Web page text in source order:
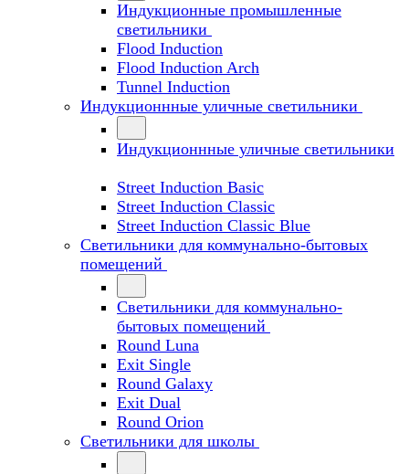
Индукционные промышленные
светильники
Flood Induction
Flood Induction Arch
Tunnel Induction
Индукционнные уличные светильники
Индукционнные уличные светильники
Street Induction Basic
Street Induction Classic
Street Induction Classic Blue
Светильники для коммунально-бытовых
помещений
Светильники для коммунально-
бытовых помещений
Round Luna
Exit Single
Round Galaxy
Exit Dual
Round Orion
Светильники для школы